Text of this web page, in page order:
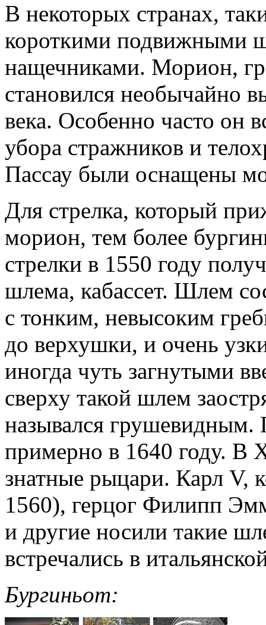
В некоторых странах,
короткими подвижными
нащечниками. Морион,
становился необычайно
века. Особенно часто он
убора стражников и
Пассау были оснащены
Для стрелка, который
морион, тем более
стрелки в 1550 году
шлема, кабассет. Шлем
с тонким, невысоким
до верхушки, и очень
иногда чуть загнутыми
сверху такой шлем
назывался грушевидным.
примерно в 1640 году. В
знатные рыцари. Карл V,
1560), герцог Филипп
и другие носили такие
встречались в
Бургиньот: